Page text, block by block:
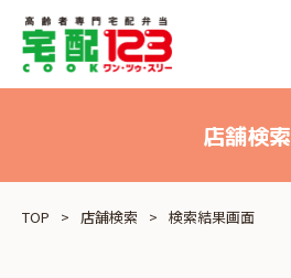
店舗検索
TOP 店舗検索 検索結果画面